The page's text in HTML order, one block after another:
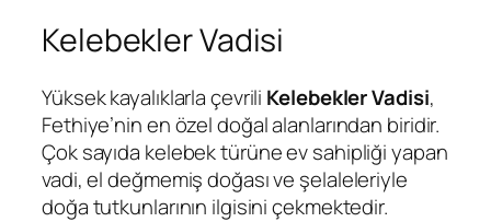
Kelebekler Vadisi
Yüksek kayalıklarla çevrili Kelebekler Vadisi,
Fethiye’nin en özel doğal alanlarından biridir.
Çok sayıda kelebek türüne ev sahipliği yapan
vadi, el değmemiş doğası ve şelaleleriyle
doğa tutkunlarının ilgisini çekmektedir.